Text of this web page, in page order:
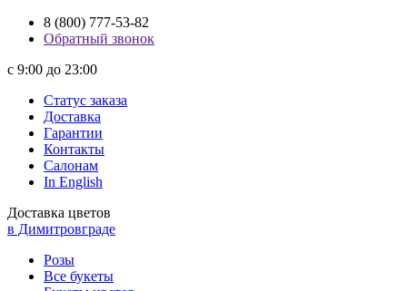
8 (800) 777-53-82
Обратный звонок
с 9:00 до 23:00
Статус заказа
Доставка
Гарантии
Контакты
Салонам
In English
Доставка цветов
в Димитровграде
Розы
Все букеты